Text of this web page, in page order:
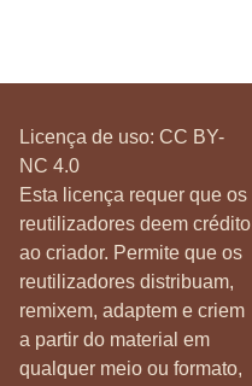
Licença de uso: CC BY-
NC 4.0
Esta licença requer que os
reutilizadores deem crédito
ao criador. Permite que os
reutilizadores distribuam,
remixem, adaptem e criem
a partir do material em
qualquer meio ou formato,